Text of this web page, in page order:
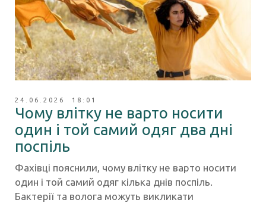
24.06.2026 18:01
Чому влітку не варто носити
один і той самий одяг два дні
поспіль
Фахівці пояснили, чому влітку не варто носити
один і той самий одяг кілька днів поспіль.
Бактерії та волога можуть викликати